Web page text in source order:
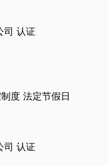
司 认证
度 法定节假日
司 认证